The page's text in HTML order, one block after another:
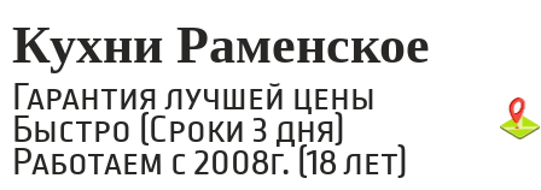
Кухни Раменское
Гарантия лучшей цены
Быстро (Сроки 3 дня)
Работаем с 2008г. (18 лет)